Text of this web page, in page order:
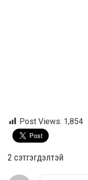
Post Views: 1,854
2 cэтгэгдэлтэй